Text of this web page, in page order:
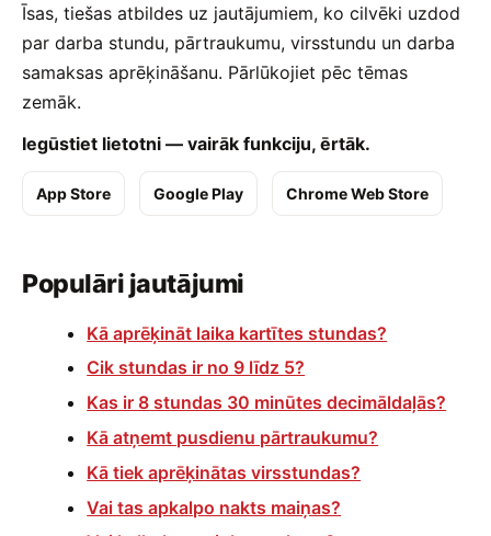
Īsas, tiešas atbildes uz jautājumiem, ko cilvēki uzdod
par darba stundu, pārtraukumu, virsstundu un darba
samaksas aprēķināšanu. Pārlūkojiet pēc tēmas
zemāk.
Iegūstiet lietotni — vairāk funkciju, ērtāk.
App Store Google Play Chrome Web Store
Populāri jautājumi
Kā aprēķināt laika kartītes stundas?
Cik stundas ir no 9 līdz 5?
Kas ir 8 stundas 30 minūtes decimāldaļās?
Kā atņemt pusdienu pārtraukumu?
Kā tiek aprēķinātas virsstundas?
Vai tas apkalpo nakts maiņas?